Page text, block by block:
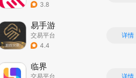
3.8
易手游
交易平台
4.4
详情
临界
交易平台 详情